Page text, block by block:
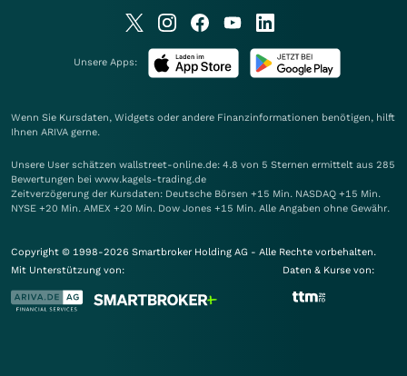
Unsere Apps:
Wenn Sie Kursdaten, Widgets oder andere Finanzinformationen benötigen, hilft
Ihnen ARIVA gerne.
Unsere User schätzen wallstreet-online.de: 4.8 von 5 Sternen ermittelt aus 285
Bewertungen bei www.kagels-trading.de
Zeitverzögerung der Kursdaten: Deutsche Börsen +15 Min. NASDAQ +15 Min.
NYSE +20 Min. AMEX +20 Min. Dow Jones +15 Min. Alle Angaben ohne Gewähr.
Copyright © 1998-2026 Smartbroker Holding AG - Alle Rechte vorbehalten.
Mit Unterstützung von:
Daten & Kurse von: